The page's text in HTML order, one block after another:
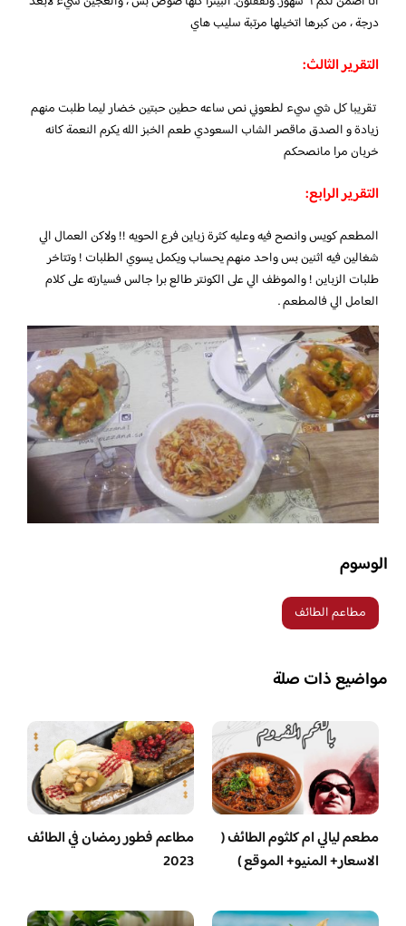
درجة ، من كبرها اتخيلها مرتبة سليب هاي
التقرير الثالث:
تقريبا كل شي سيء لطعوني نص ساعه حطين حبتين خضار ليما طلبت منهم
زيادة و الصدق ماقصر الشاب السعودي طعم الخبز الله يكرم النعمة كانه
خربان مرا مانصحكم
التقرير الرابع:
المطعم كويس وانصح فيه وعليه كثرة زباين فرع الحويه !! ولاكن العمال الي
شغالين فيه اثنين بس واحد منهم يحساب ويكمل يسوي الطلبات ! وتتاخر
طلبات الزباين ! والموظف الي على الكونتر طالع برا جالس فسيارته على كلام
العامل الي فالمطعم .
الوسوم
مطاعم الطائف
مواضيع ذات صلة
مطعم ليالي ام كلثوم الطائف (
الاسعار+ المنيو+ الموقع )
مطاعم فطور رمضان في الطائف
2023